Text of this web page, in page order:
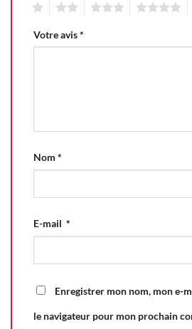
Votre avis*
Nom *
E-mail *
Enregistrer mon nom, mon e-
le navigateur pour mon prochain